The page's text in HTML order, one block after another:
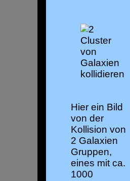
Hier ein Bild
von der
Kollision von
2 Galaxien
Gruppen,
eines mit ca.
1000